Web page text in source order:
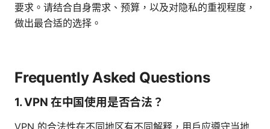
要求。请结合自身需求、预算，以及对隐私的重视程度，
做出最合适的选择。
Frequently Asked Questions
1. VPN 在中国使用是否合法？
VPN 的合法性在不同地区有不同解释，用户应遵守当地